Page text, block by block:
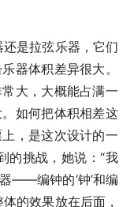
是拉弦乐器，它们
器体积差异很大。
大，大概能占满一
如何把体积相差这
，是这次设计的一
的挑战，她说：“我
——编钟的‘钟’和编
的效果放在后面，